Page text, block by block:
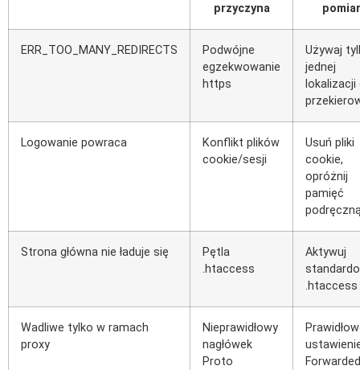
przyczyna
pomiar
ERR_TOO_MANY_REDIRECTS
Podwójne
egzekwowanie
https
Używaj
jednej
lokalizacji
Logowanie powraca
Konflikt plików
cookie/sesji
Usuń pliki
cookie,
opróżnij
pamięć
Strona główna nie ładuje się
Pętla
.htaccess
Aktywuj
.htaccess
Wadliwe tylko w ramach
proxy
Nieprawidłowy
nagłówek
Proto